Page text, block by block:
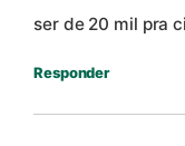
ser de 20 mil pra
Responder